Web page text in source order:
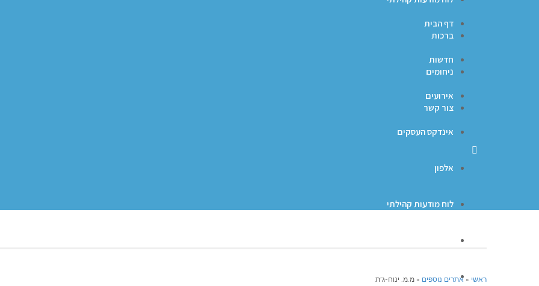
ברכות
ניחומים
צור קשר
דף הבית
חדשות
אירועים
אינדקס העסקים
אלפון
לוח מודעות קהילתי
ניחומים ראשי » אתרים נוספים » מ.מ. ינוח-ג’ת